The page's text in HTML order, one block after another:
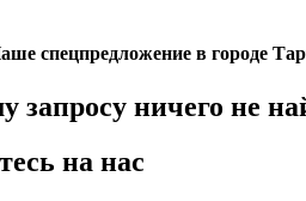
спецпредложение в городе
запросу ничего не
на нас